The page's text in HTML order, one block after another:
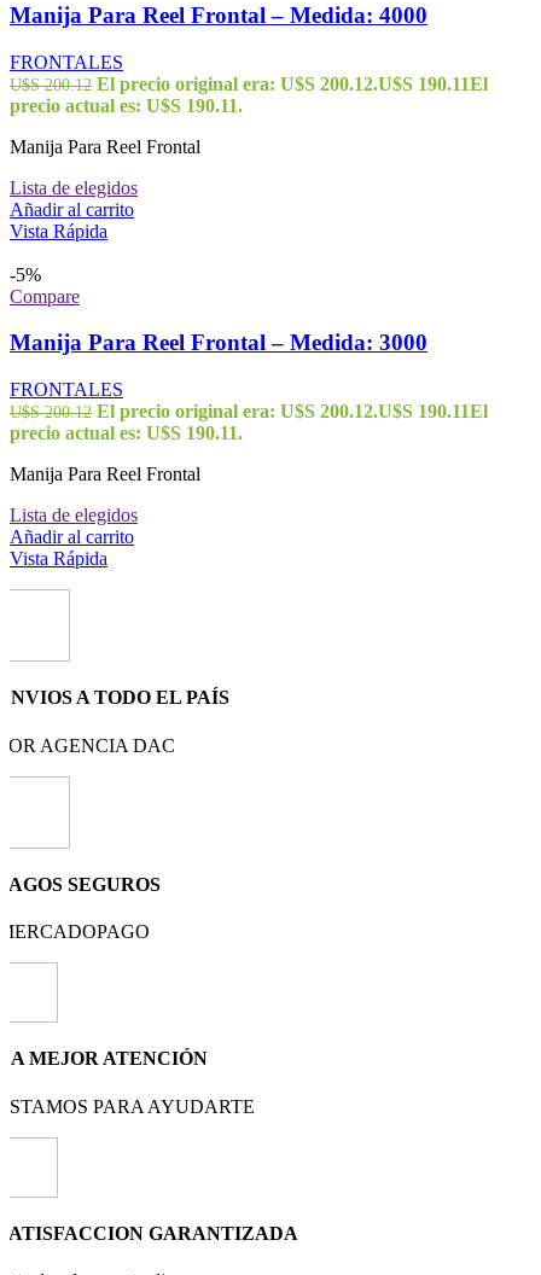
Manija Para Reel Frontal – Medida: 4000
FRONTALES
U$S200.12 El precio original era: U$S 200.12.U$S 190.11El
precio actual es: U$S 190.11.
Manija Para Reel Frontal
Lista de elegidos
Añadir al carrito
Vista Rápida
-5%
Compare
Manija Para Reel Frontal – Medida: 3000
FRONTALES
U$S200.12 El precio original era: U$S 200.12.U$S 190.11El
precio actual es: U$S 190.11.
Manija Para Reel Frontal
Lista de elegidos
Añadir al carrito
Vista Rápida
A TODO EL PAÍS
AGENCIA DAC
SEGUROS
MEJOR ATENCIÓN
PARA AYUDARTE
GARANTIZADA